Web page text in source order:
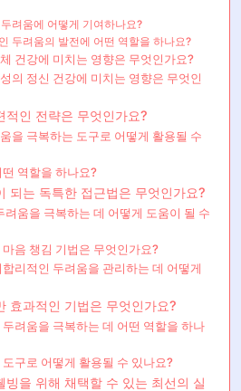
려움에 어떻게 기여하나요?
두려움의 발전에 어떤 역할을 하나요?
건강에 미치는 영향은 무엇인가요?
의 정신 건강에 미치는 영향은 무엇인
적인 전략은 무엇인가요?
을 극복하는 도구로 어떻게 활용될 수
역할을 하나요?
되는 독특한 접근법은 무엇인가요?
려움을 극복하는 데 어떻게 도움이 될 수
음 챙김 기법은 무엇인가요?
리적인 두려움을 관리하는 데 어떻게
효과적인 기법은 무엇인가요?
려움을 극복하는 데 어떤 역할을 하나
구로 어떻게 활용될 수 있나요?
빙을 위해 채택할 수 있는 최선의 실